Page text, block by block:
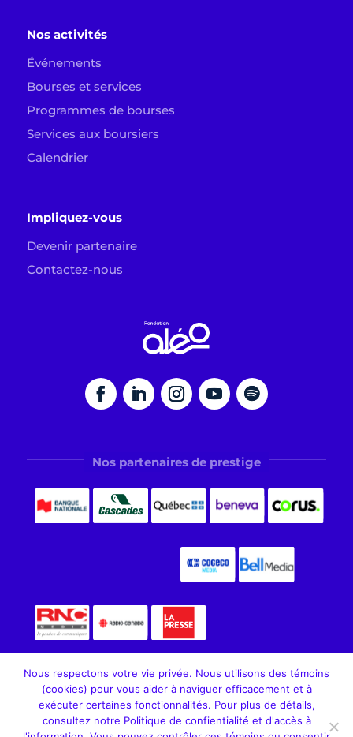
Nos activités
Événements
Bourses et services
Programmes de bourses
Services aux boursiers
Calendrier
Impliquez-vous
Devenir partenaire
Contactez-nous
Nos partenaires de prestige
Fondation Aléo. Tous droits réservés, 2026
Nous respectons votre vie privée. Nous utilisons des témoins
(cookies) pour vous aider à naviguer efficacement et à
exécuter certaines fonctionnalités. Pour plus de détails,
consultez notre Politique de confientialité et d'accès à